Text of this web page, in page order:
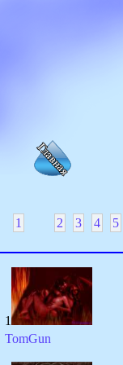
1 2 3 4 5
1
TomGun